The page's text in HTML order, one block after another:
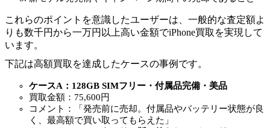
これらのポイントを意識したユーザーは、一般的な査定額よ
りも数千円から一万円以上高い金額でiPhone買取を実現して
います。
下記は高額買取を達成したケースの事例です。
ケースA：128GB SIMフリー・付属品完備・美品
買取金額：75,600円
コメント：「発売前に売却。付属品やバッテリー状態が良
く、最高額で買い取ってもらえた」